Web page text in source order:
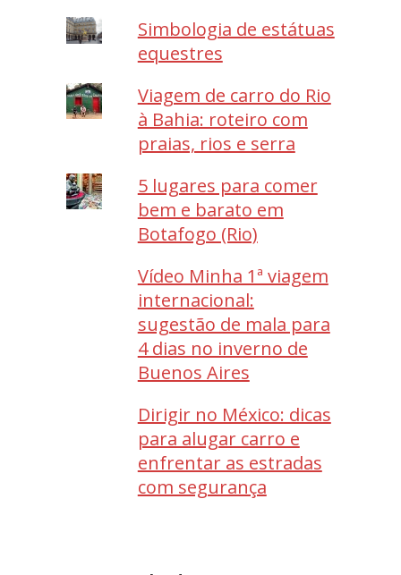
Simbologia de estátuas
equestres
Viagem de carro do Rio
à Bahia: roteiro com
praias, rios e serra
5 lugares para comer
bem e barato em
Botafogo (Rio)
Vídeo Minha 1ª viagem
internacional:
sugestão de mala para
4 dias no inverno de
Buenos Aires
Dirigir no México: dicas
para alugar carro e
enfrentar as estradas
com segurança